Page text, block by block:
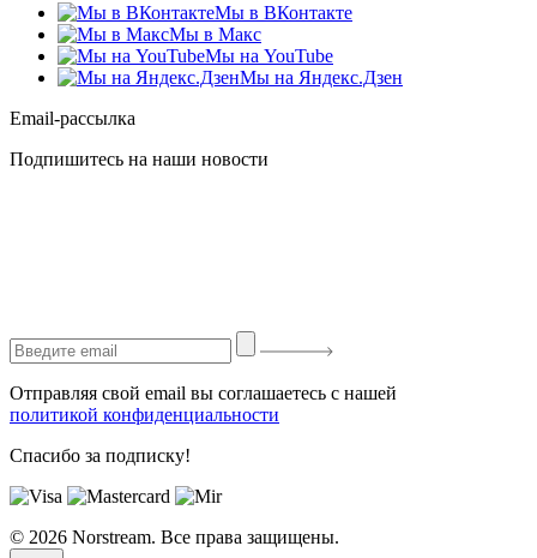
Мы в ВКонтакте
Мы в Макс
Мы на YouTube
Мы на Яндекс.Дзен
Email-рассылка
Подпишитесь на наши новости
Отправляя свой email вы соглашаетесь с нашей
политикой конфиденциальности
Спасибо за подписку!
© 2026 Norstream. Все права защищены.